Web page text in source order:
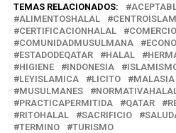
TEMAS RELACIONADOS:
ALIMENTOSHALAL
CERTIFICACIONHALAL
COMERCIO
COMUNIDADMUSULMANA
ESTADODEQATAR
HALAL
HIGIENE
INDONESIA
LEYISLAMICA
LICITO MALASIA
MUSULMANES
PRACTICAPERMITIDA
QATAR
RITOHALAL
SACRIFICIO
TERMINO
TURISMO